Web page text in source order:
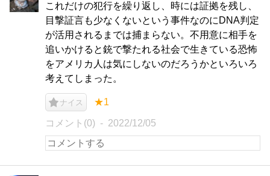
これだけの犯行を繰り返し、時には証拠を残し、
目撃証言も少なくないという事件なのにDNA判定
が活用されるまでは捕まらない。不用意に相手を
追いかけると銃で撃たれる社会で生きている恐怖
をアメリカ人は気にしないのだろうかといろいろ
考えてしまった。
ナイス ★1
コメント(0) 2022/12/05